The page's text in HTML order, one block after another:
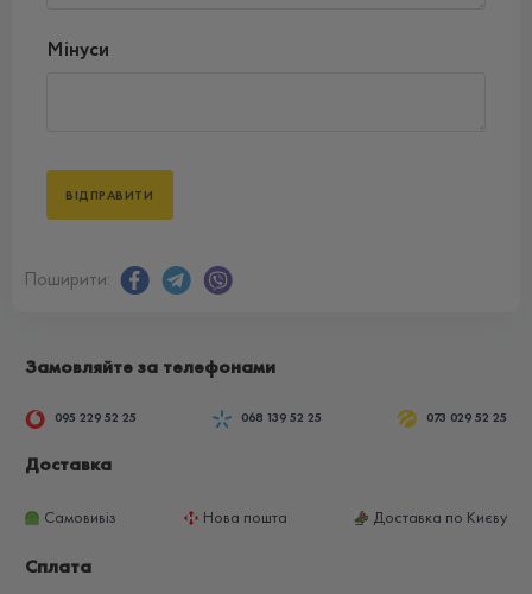
Мінуси
Поширити:
Замовляйте за телефонами
095 229 52 25 068 139 52 25 073 029 52 25
Доставка
Самовивіз Нова пошта Доставка по Києву
Сплата